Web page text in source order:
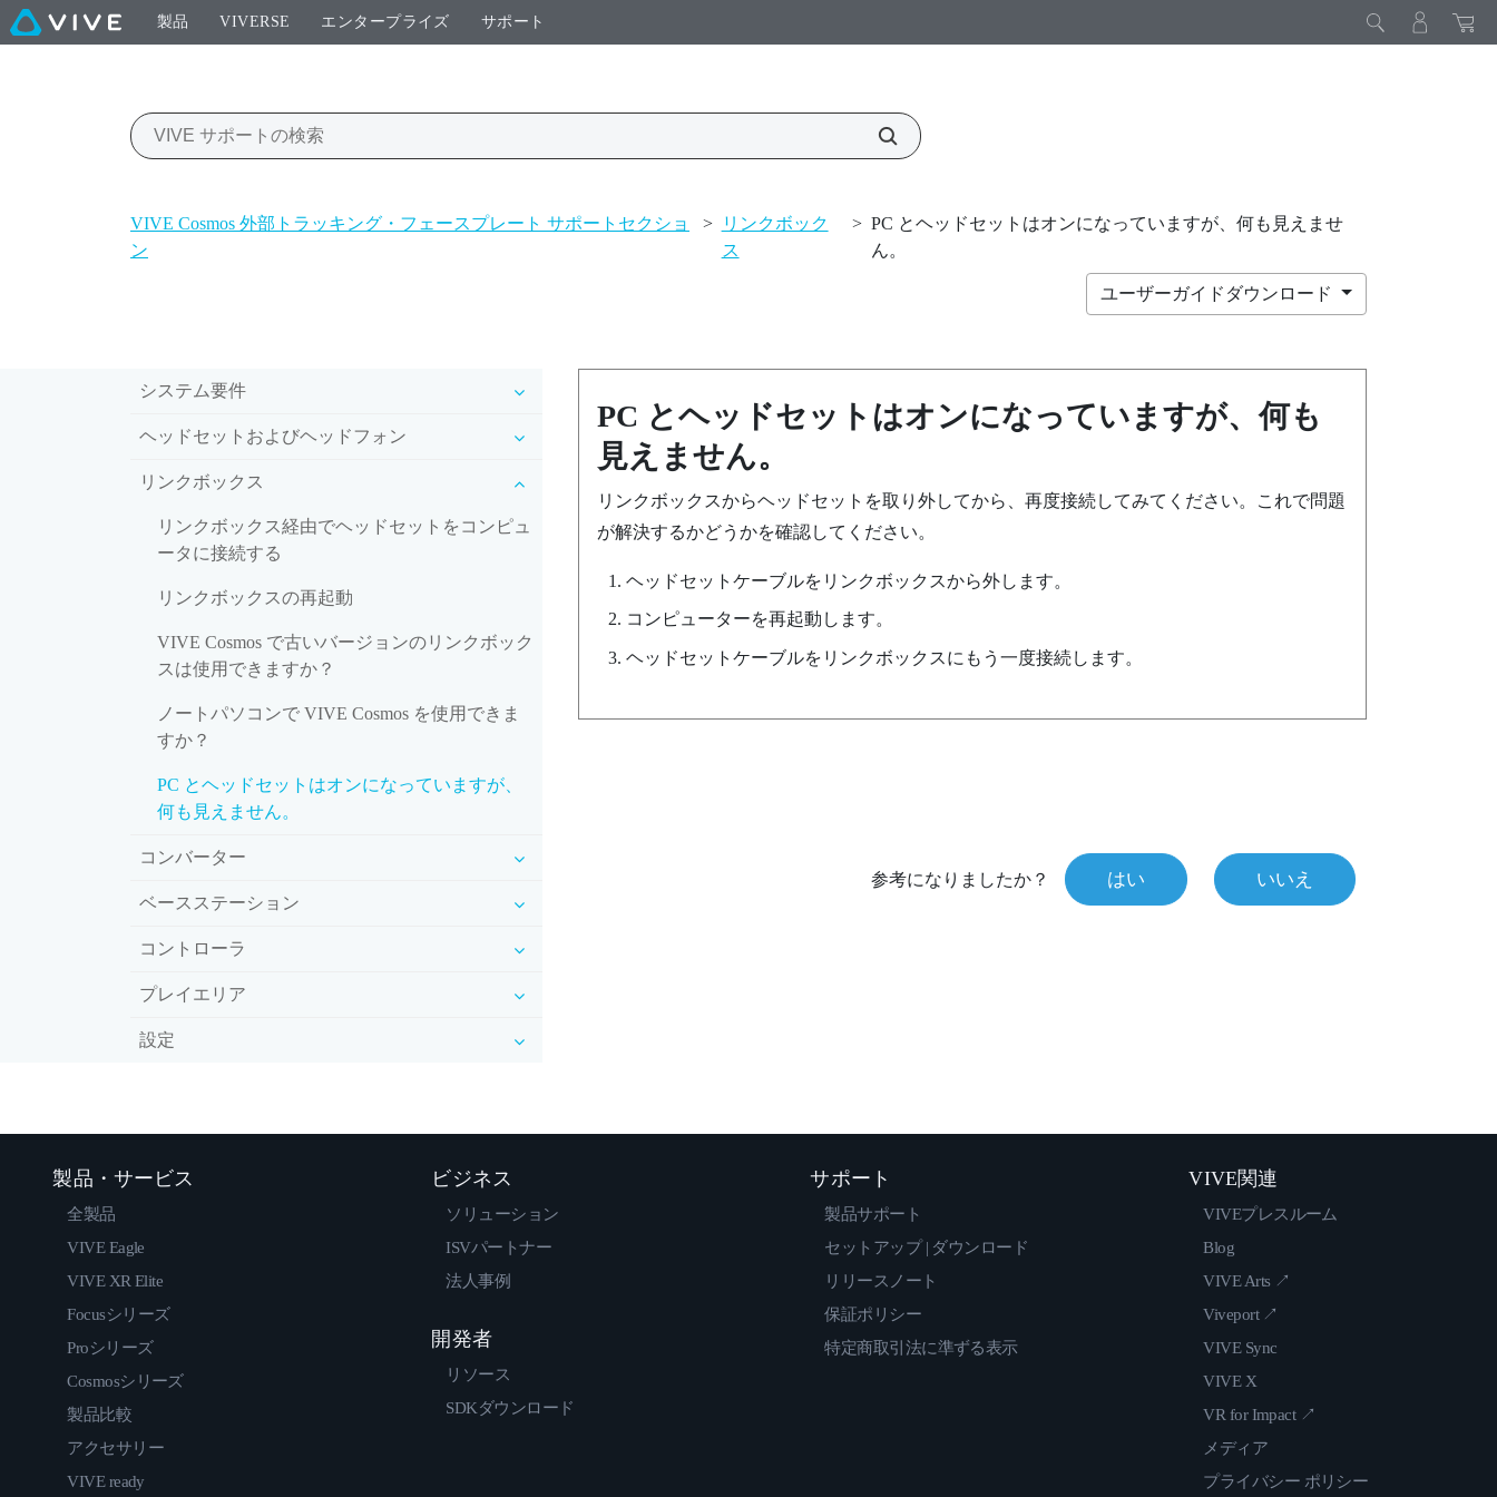
製品 VIVERSE エンタープライズ サポート
VIVE Cosmos 外部トラッキング・フェースプレート サポートセクショ
ン
>
リンクボック
ス
> PC とヘッドセットはオンになっていますが、何も見えませ
ん。
ユーザーガイドダウンロード
システム要件
ヘッドセットおよびヘッドフォン
リンクボックス
リンクボックス経由でヘッドセットをコンピュ
ータに接続する
リンクボックスの再起動
VIVE Cosmos で古いバージョンのリンクボック
スは使用できますか？
ノートパソコンで VIVE Cosmos を使用できま
すか？
PC とヘッドセットはオンになっていますが、
何も見えません。
コンバーター
ベースステーション
コントローラ
プレイエリア
設定
PC とヘッドセットはオンになっていますが、何も
見えません。
リンクボックスからヘッドセットを取り外してから、再度接続してみてください。これで問題
が解決するかどうかを確認してください。
ヘッドセットケーブルをリンクボックスから外します。
コンピューターを再起動します。
ヘッドセットケーブルをリンクボックスにもう一度接続します。
参考になりましたか？ はい いいえ
製品・サービス
全製品
VIVE Eagle
VIVE XR Elite
Focusシリーズ
Proシリーズ
Cosmosシリーズ
製品比較
アクセサリー
VIVE ready
ビジネス
ソリューション
ISVパートナー
法人事例
開発者
リソース
SDKダウンロード
サポート
製品サポート
セットアップ | ダウンロード
リリースノート
保証ポリシー
特定商取引法に準ずる表示
VIVE関連
VIVEプレスルーム
Blog
VIVE Arts ↗
Viveport ↗
VIVE Sync
VIVE X
VR for Impact ↗
メディア
プライバシー ポリシー